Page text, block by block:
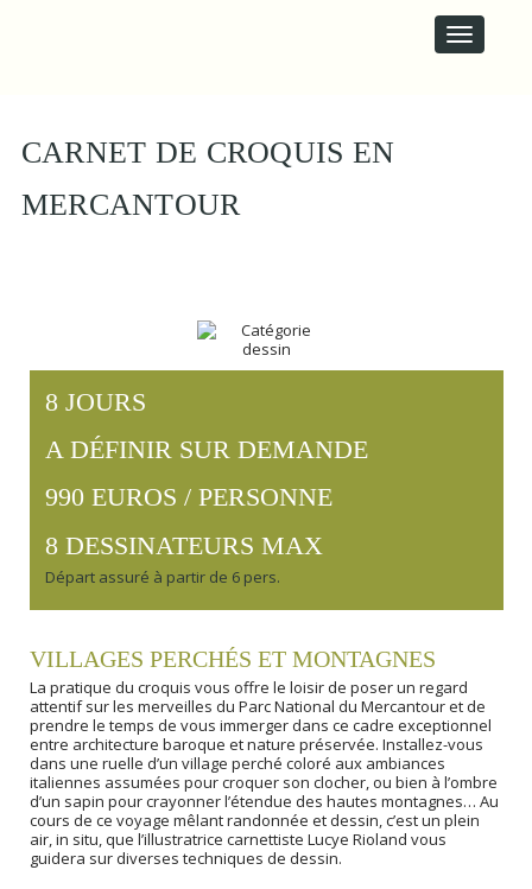
N
c
o
CARNET DE CROQUIS EN
MERCANTOUR
8 JOURS
A DÉFINIR SUR DEMANDE
990 EUROS / PERSONNE
8 DESSINATEURS MAX
Départ assuré à partir de 6 pers.
VILLAGES PERCHÉS ET MONTAGNES
La pratique du croquis vous offre le loisir de poser un regard
attentif sur les merveilles du Parc National du Mercantour et de
prendre le temps de vous immerger dans ce cadre exceptionnel
entre architecture baroque et nature préservée. Installez-vous
dans une ruelle d’un village perché coloré aux ambiances
italiennes assumées pour croquer son clocher, ou bien à l’ombre
d’un sapin pour crayonner l’étendue des hautes montagnes… Au
cours de ce voyage mêlant randonnée et dessin, c’est un plein
air, in situ, que l’illustratrice carnettiste Lucye Rioland vous
guidera sur diverses techniques de dessin.